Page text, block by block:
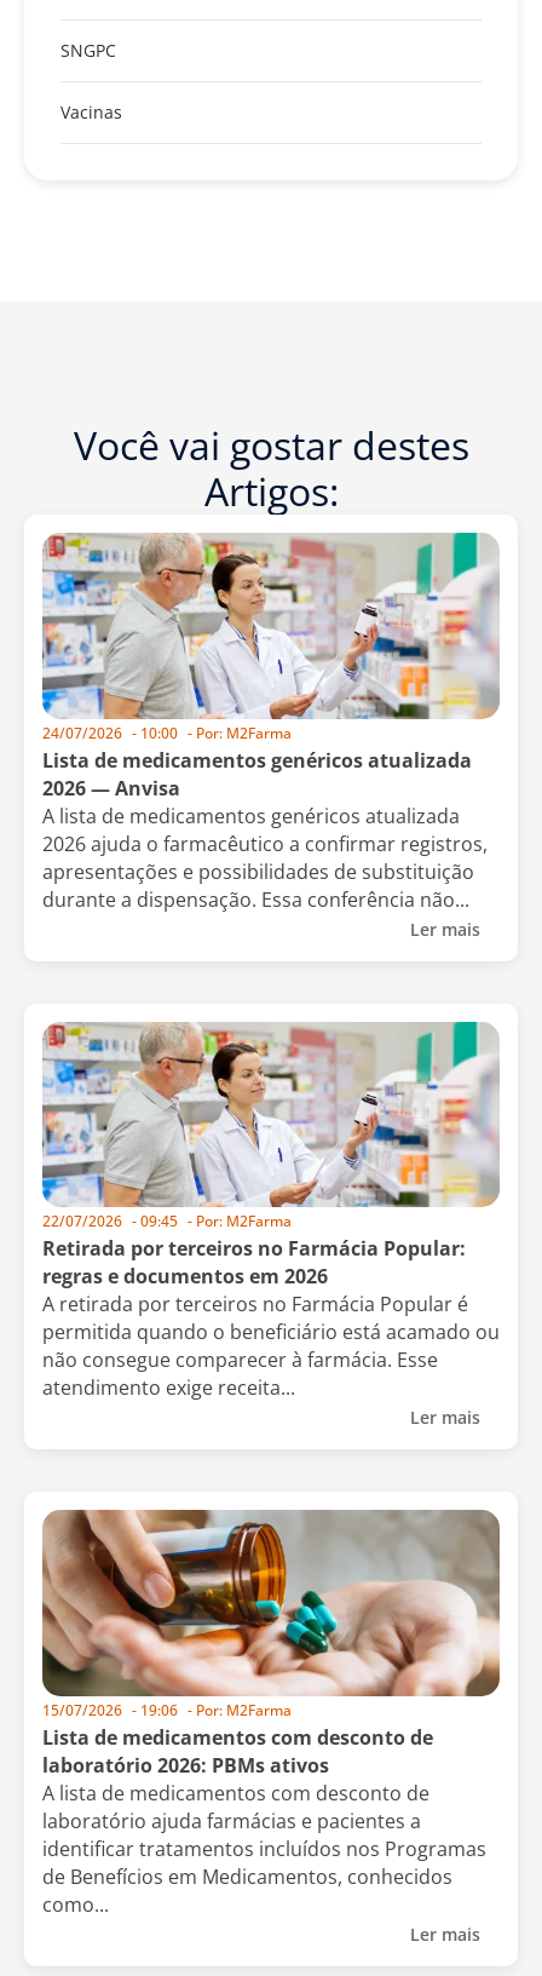
SNGPC
Vacinas
Você vai gostar destes
Artigos:
24/07/2026 - 10:00 - Por: M2Farma
Lista de medicamentos genéricos atualizada
2026 — Anvisa
A lista de medicamentos genéricos atualizada
2026 ajuda o farmacêutico a confirmar registros,
apresentações e possibilidades de substituição
durante a dispensação. Essa conferência não...
Ler mais
22/07/2026 -09:45 - Por: M2Farma
Retirada por terceiros no Farmácia Popular:
regras e documentos em 2026
A retirada por terceiros no Farmácia Popular é
permitida quando o beneficiário está acamado ou
não consegue comparecer à farmácia. Esse
atendimento exige receita...
Ler mais
15/07/2026 - 19:06 - Por: M2Farma
Lista de medicamentos com desconto de
laboratório 2026: PBMs ativos
A lista de medicamentos com desconto de
laboratório ajuda farmácias e pacientes a
identificar tratamentos incluídos nos Programas
de Benefícios em Medicamentos, conhecidos
como...
Ler mais